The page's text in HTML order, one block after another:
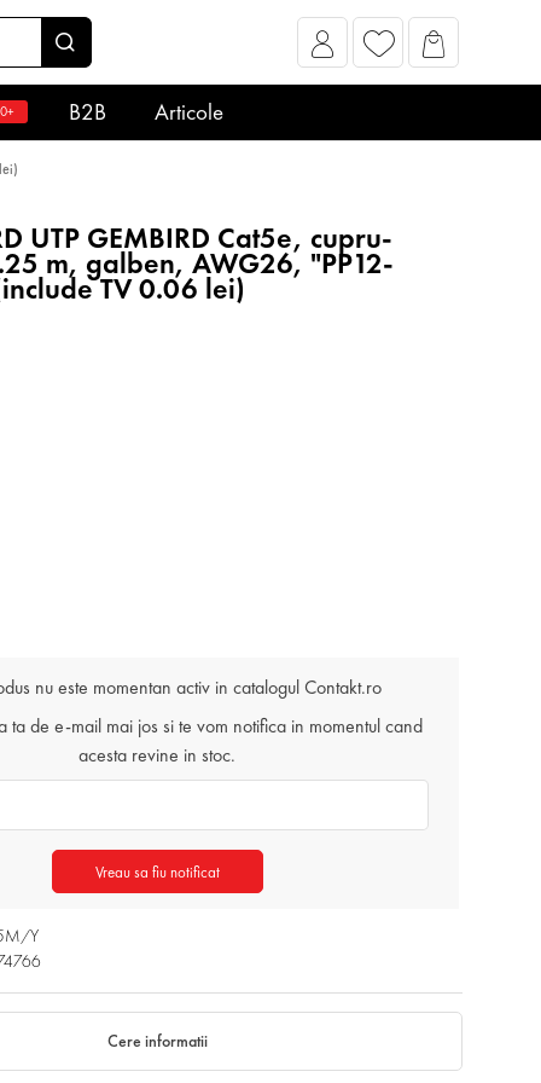
B2B Articole
UTP GEMBIRD Cat5e, cupru-
m, galben, AWG26, "PP12-
TV 0.06 lei)
nu este momentan activ in catalogul Contakt.ro
ta de e-mail mai jos si te vom notifica in momentul cand
acesta revine in stoc.
Vreau sa fiu notificat
Y
Cere informatii